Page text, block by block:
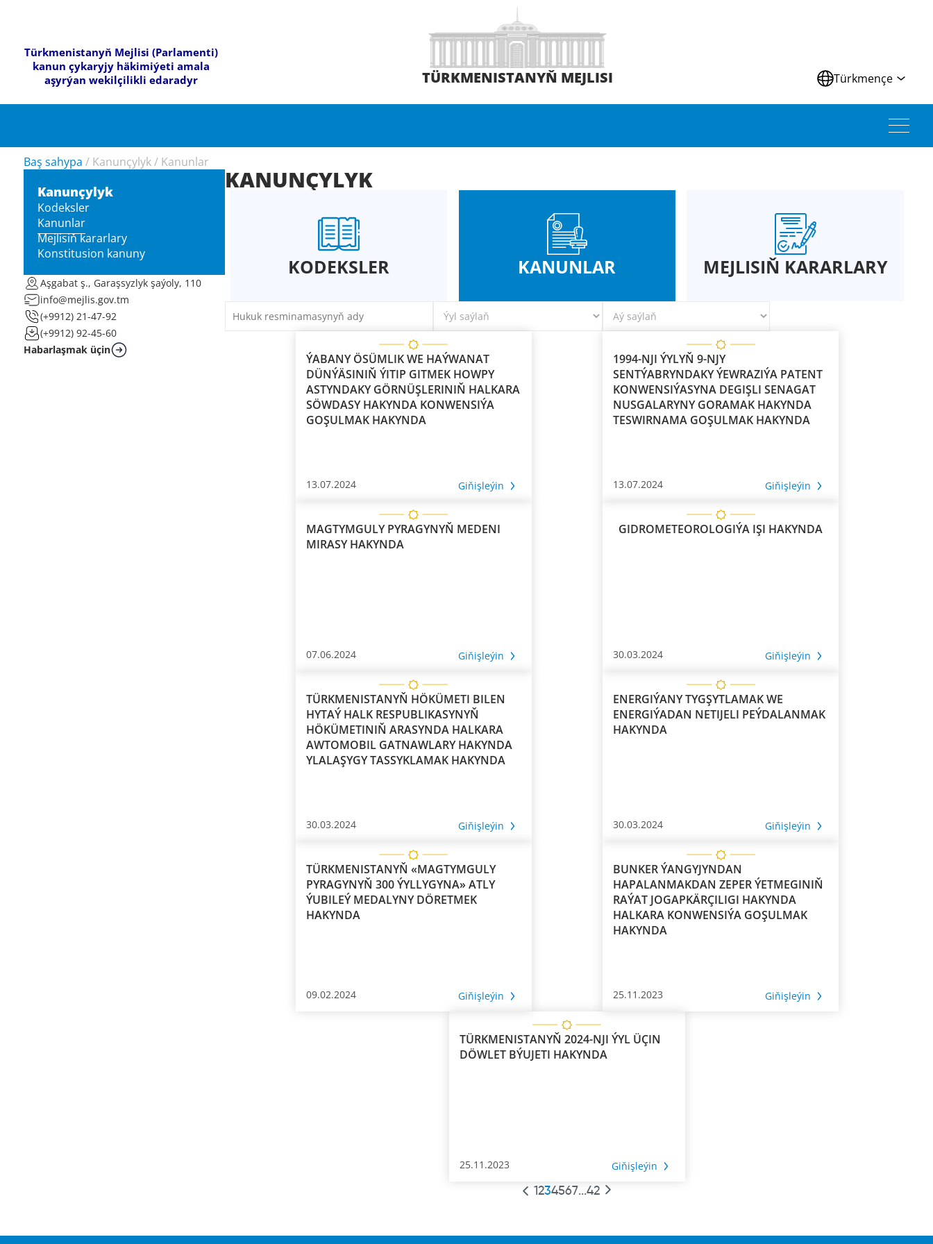
Türkmenistanyň Mejlisi (Parlamenti)
kanun çykaryjy häkimiýeti amala
aşyrýan wekilçilikli edaradyr
TÜRKMENISTANYŇ MEJLISI Türkmençe
Baş sahypa / Kanunçylyk / Kanunlar
Kanunçylyk
Kodeksler
Kanunlar
Mejlisiň kararlary
Konstitusion kanuny
Aşgabat ş., Garaşsyzlyk şaýoly, 110
info@mejlis.gov.tm
(+9912) 21-47-92
(+9912) 92-45-60
Habarlaşmak üçin
KANUNÇYLYK
KODEKSLER KANUNLAR MEJLISIŇ KARARLARY
ÝABANY ÖSÜMLIK WE HAÝWANAT
DÜNÝÄSINIŇ ÝITIP GITMEK HOWPY
ASTYNDAKY GÖRNÜŞLERINIŇ HALKARA
SÖWDASY HAKYNDA KONWENSIÝA
GOŞULMAK HAKYNDA
13.07.2024 Giňişleýin
1994-NJI ÝYLYŇ 9-NJY
SENTÝABRYNDAKY ÝEWRAZIÝA PATENT
KONWENSIÝASYNA DEGIŞLI SENAGAT
NUSGALARYNY GORAMAK HAKYNDA
TESWIRNAMA GOŞULMAK HAKYNDA
13.07.2024 Giňişleýin
MAGTYMGULY PYRAGYNYŇ MEDENI
MIRASY HAKYNDA
07.06.2024 Giňişleýin
GIDROMETEOROLOGIÝA IŞI HAKYNDA
30.03.2024 Giňişleýin
TÜRKMENISTANYŇ HÖKÜMETI BILEN
HYTAÝ HALK RESPUBLIKASYNYŇ
HÖKÜMETINIŇ ARASYNDA HALKARA
AWTOMOBIL GATNAWLARY HAKYNDA
YLALAŞYGY TASSYKLAMAK HAKYNDA
30.03.2024 Giňişleýin
ENERGIÝANY TYGŞYTLAMAK WE
ENERGIÝADAN NETIJELI PEÝDALANMAK
HAKYNDA
30.03.2024 Giňişleýin
TÜRKMENISTANYŇ «MAGTYMGULY
PYRAGYNYŇ 300 ÝYLLYGYNA» ATLY
ÝUBILEÝ MEDALYNY DÖRETMEK
HAKYNDA
09.02.2024 Giňişleýin
BUNKER ÝANGYJYNDAN
HAPALANMAKDAN ZEPER ÝETMEGINIŇ
RAÝAT JOGAPKÄRÇILIGI HAKYNDA
HALKARA KONWENSIÝA GOŞULMAK
HAKYNDA
25.11.2023 Giňişleýin
TÜRKMENISTANYŇ 2024-NJI ÝYL ÜÇIN
DÖWLET BÝUJETI HAKYNDA
25.11.2023 Giňişleýin
1234567...42